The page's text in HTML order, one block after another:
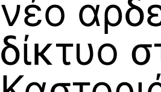
νέο
δίκτυο